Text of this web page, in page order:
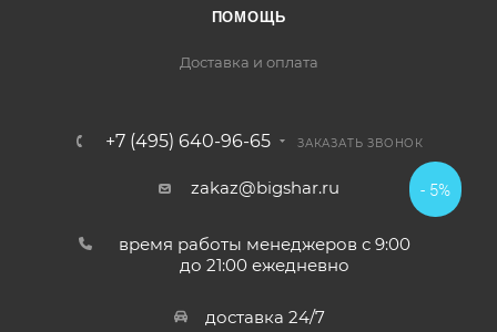
ПОМОЩЬ
Доставка и оплата
+7 (495) 640-96-65 ЗАКАЗАТЬ ЗВОНОК
zakaz@bigshar.ru
время работы менеджеров с 9:00
до 21:00 ежедневно
доставка 24/7
- 5%